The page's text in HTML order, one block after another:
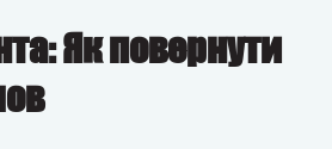
Як повернути